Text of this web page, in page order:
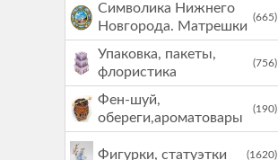
Символика Нижнего
Новгорода. Матрешки
(665)
Упаковка, пакеты,
флористика
(756)
Фен-шуй,
обереги,ароматовары
(190)
Фигурки, статуэтки (1620)